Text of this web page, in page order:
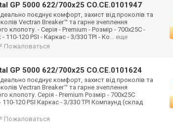
GP 5000 622/700x25 CO.CE.0101947
поєднує комфорт, захист від проколів та
Vectran Breaker™ та гарне зчеплення
клопоту. - Серія - Premium - Розмір - 700x25C -
110-120 PSI - Каркас - 3/330 TPI - Ко... еще
Пожаловаться
GP 5000 622/700x25 CO.CE.0101624
поєднує комфорт, захист від проколів та
Vectran Breaker™ та гарне зчеплення
клопоту. Серія - Premium Розмір - 700x25C
110-120 PSI Каркас - 3/330 TPI Компаунд (склад
Пожаловаться